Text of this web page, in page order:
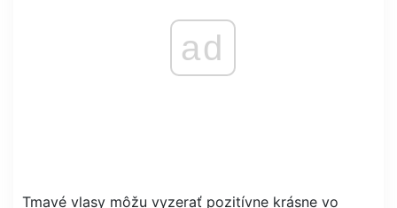
ad
Tmavé vlasy môžu vyzerať pozitívne krásne vo